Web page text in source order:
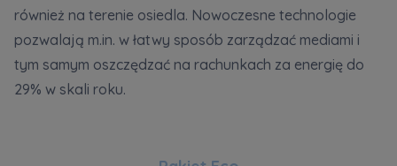
również na terenie osiedla. Nowoczesne technologie
pozwalają m.in. w łatwy sposób zarządzać mediami i
tym samym oszczędzać na rachunkach za energię do
29% w skali roku.